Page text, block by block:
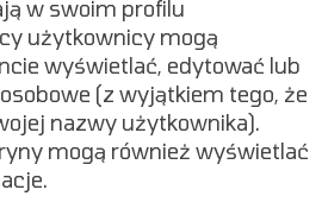
w swoim profilu
użytkownicy mogą
wyświetlać, edytować lub
(z wyjątkiem tego, że
nazwy użytkownika).
mogą również wyświetlać